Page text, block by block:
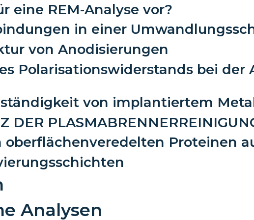
eine REM-Analyse vor?
in einer
von Anodisierungen
Polarisationswiderstands bei der
von implantiertem Metall
DER
Proteinen
Analysen